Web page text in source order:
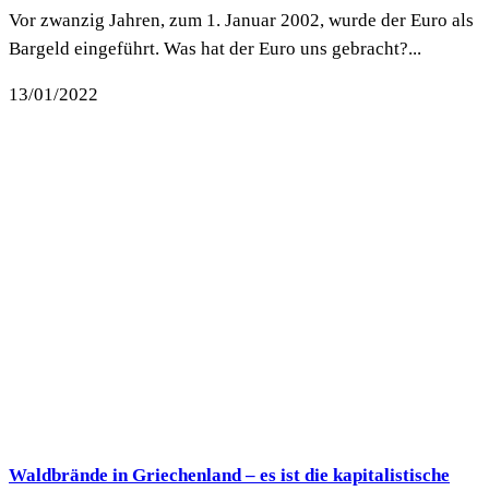
Vor zwanzig Jahren, zum 1. Januar 2002, wurde der Euro als
Bargeld eingeführt. Was hat der Euro uns gebracht?...
13/01/2022
Waldbrände in Griechenland – es ist die kapitalistische